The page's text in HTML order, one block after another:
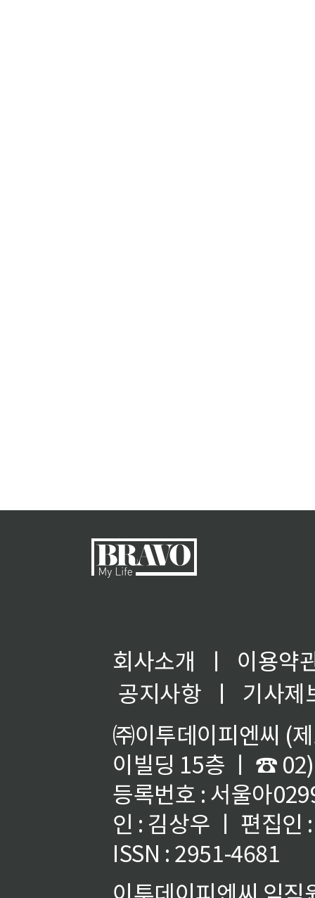
회사소개 ㅣ
이용약
공지사항
ㅣ
기사제
㈜이투데이피엔씨 (
이빌딩 15층 ㅣ ☎
등록번호 : 서울아
인 : 김상우 ㅣ 편집인
ISSN : 2951-4681